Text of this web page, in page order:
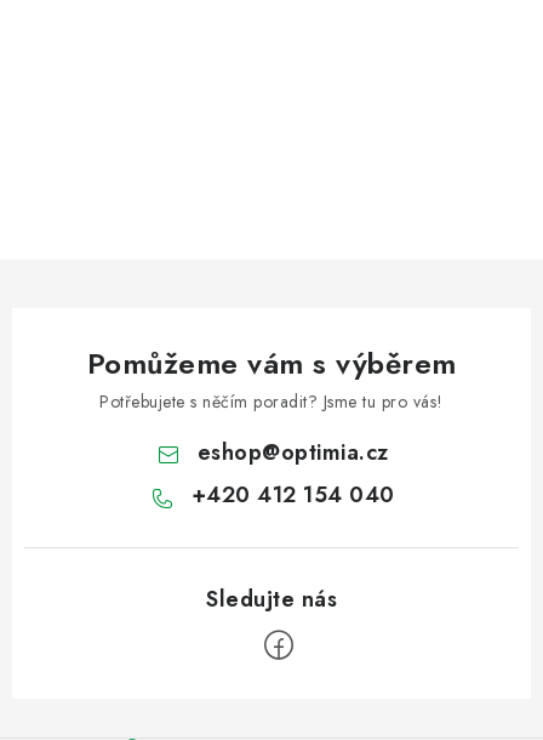
Pomůžeme vám s výběrem
Potřebujete s něčím poradit? Jsme tu pro vás!
eshop@optimia.cz
+420 412 154 040